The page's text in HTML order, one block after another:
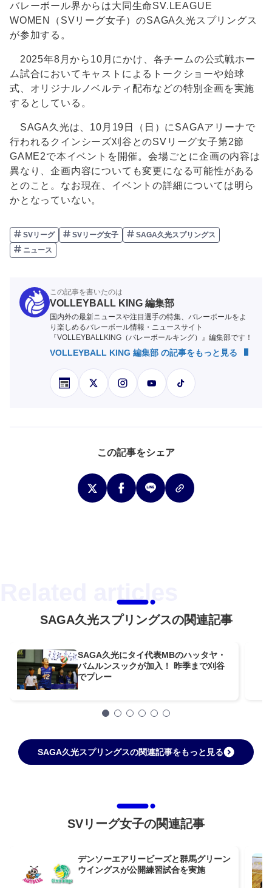
バレーボール界からは大同生命SV.LEAGUE
WOMEN（SVリーグ女子）のSAGA久光スプリングス
が参加する。
2025年8月から10月にかけ、各チームの公式戦ホー
ム試合においてキャストによるトークショーや始球
式、オリジナルノベルティ配布などの特別企画を実施
するとしている。
SAGA久光は、10月19日（日）にSAGAアリーナで
行われるクインシーズ刈谷とのSVリーグ女子第2節
GAME2で本イベントを開催。会場ごとに企画の内容は
異なり、企画内容についても変更になる可能性がある
とのこと。なお現在、イベントの詳細については明ら
かとなっていない。
SVリーグ SVリーグ女子
SAGA久光スプリングス
ニュース
この記事を書いたのは
VOLLEYBALL KING 編集部
国内外の最新ニュースや注目選手の特集、バレーボールをよ
り楽しめるバレーボール情報・ニュースサイト
『VOLLEYBALLKING（バレーボールキング）』編集部です！
VOLLEYBALL KING 編集部 の記事をもっと見る
この記事をシェア
SAGA久光スプリングスの関連記事
SAGA久光にタイ代表MBのハッタヤ・
バムルンスックが加入！ 昨季まで刈谷
でプレー
SAGA久光スプリングスの関連記事をもっと見る
SVリーグ女子の関連記事
デンソーエアリービーズと群馬グリーン
ウイングスが公開練習試合を実施